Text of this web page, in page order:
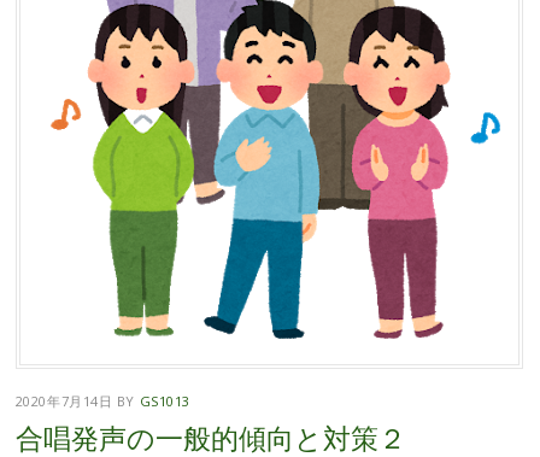
2020年7月14日 BY GS1013
合唱発声の一般的傾向と対策２